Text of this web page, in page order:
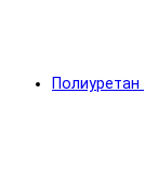
Полиуретан